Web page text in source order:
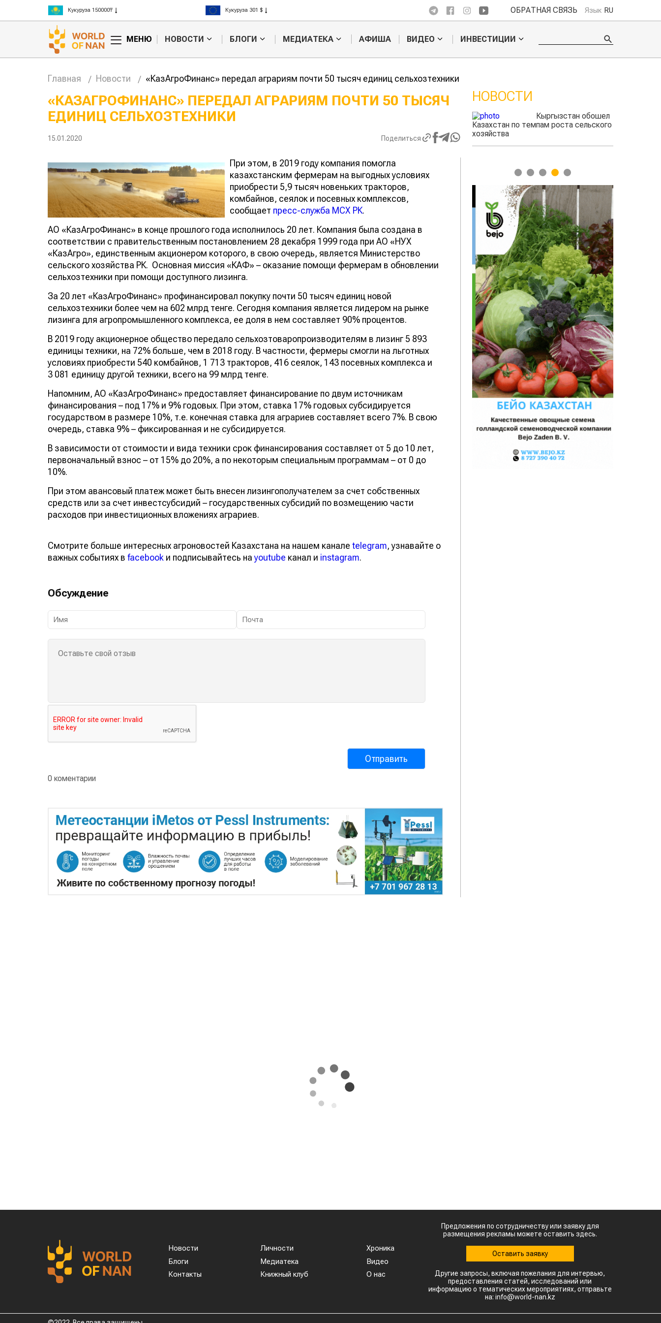
Кукуруза 150000₸
Рис 300000₸
Пшеница 3 класс 125000₸
Кукуруза 301 $
Рис 408 $
ОБРАТНАЯ СВЯЗЬ Язык RU
МЕНЮ НОВОСТИ БЛОГИ МЕДИАТЕКА АФИША ВИДЕО ИНВЕСТИЦИИ
Главная Новости «КазАгроФинанс» передал аграриям почти 50 тысяч единиц сельхозтехники
«КАЗАГРОФИНАНС» ПЕРЕДАЛ АГРАРИЯМ ПОЧТИ 50 ТЫСЯЧ
ЕДИНИЦ СЕЛЬХОЗТЕХНИКИ
15.01.2020 Поделиться
При этом, в 2019 году компания помогла
казахстанским фермерам на выгодных условиях
приобрести 5,9 тысяч новеньких тракторов,
комбайнов, сеялок и посевных комплексов,
сообщает пресс-служба МСХ РК.
АО «КазАгроФинанс» в конце прошлого года исполнилось 20 лет. Компания была создана в
соответствии с правительственным постановлением 28 декабря 1999 года при АО «НУХ
«КазАгро», единственным акционером которого, в свою очередь, является Министерство
сельского хозяйства РК. Основная миссия «КАФ» – оказание помощи фермерам в обновлении
сельхозтехники при помощи доступного лизинга.
За 20 лет «КазАгроФинанс» профинансировал покупку почти 50 тысяч единиц новой
сельхозтехники более чем на 602 млрд тенге. Сегодня компания является лидером на рынке
лизинга для агропромышленного комплекса, ее доля в нем составляет 90% процентов.
В 2019 году акционерное общество передало сельхозтоваропроизводителям в лизинг 5 893
единицы техники, на 72% больше, чем в 2018 году. В частности, фермеры смогли на льготных
условиях приобрести 540 комбайнов, 1 713 тракторов, 416 сеялок, 143 посевных комплекса и
3 081 единицу другой техники, всего на 99 млрд тенге.
Напомним, АО «КазАгроФинанс» предоставляет финансирование по двум источникам
финансирования – под 17% и 9% годовых. При этом, ставка 17% годовых субсидируется
государством в размере 10%, т.е. конечная ставка для аграриев составляет всего 7%. В свою
очередь, ставка 9% – фиксированная и не субсидируется.
В зависимости от стоимости и вида техники срок финансирования составляет от 5 до 10 лет,
первоначальный взнос – от 15% до 20%, а по некоторым специальным программам – от 0 до
10%.
При этом авансовый платеж может быть внесен лизингополучателем за счет собственных
средств или за счет инвестсубсидий – государственных субсидий по возмещению части
расходов при инвестиционных вложениях аграриев.
Смотрите больше интересных агроновостей Казахстана на нашем канале telegram, узнавайте о
важных событиях в facebook и подписывайтесь наyoutube канал и instagram.
Обсуждение
0 коментарии
НОВОСТИ
Жара в Китае может
жука будут выжигать
лазером
Кыргызстан обошел
Казахстан по темпам роста сельского
хозяйства
1 2 3 4 5
Новости
Блоги
Контакты
Личности
Медиатека
Книжный клуб
Хроника
Видео
О нас
Предложения по сотрудничеству или заявку для
размещения рекламы можете оставить здесь.
Оставить заявку
Другие запросы, включая пожелания для интервью,
предоставления статей, исследований или
информацию о тематических мероприятиях, отправьте
на: info@world-nan.kz